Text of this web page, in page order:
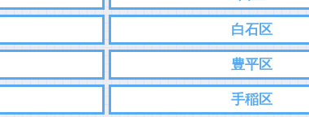
白石区
豊平区
手稲区